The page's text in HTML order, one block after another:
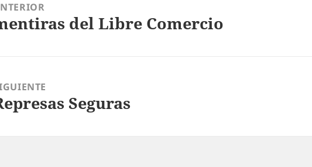
del Libre Comercio
Seguras